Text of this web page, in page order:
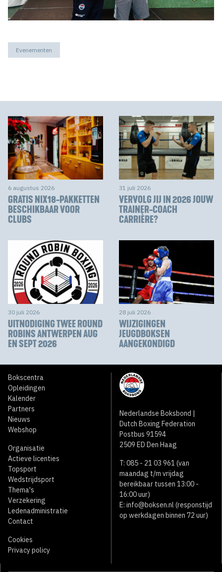
Evenementen
6 augustus 2026
GRATIS NIX18-PAKKETTEN
BESCHIKBAAR VOOR
CLUBS
31 juli 2026
VERVOLG JIJ IN 2026 JOUW
TRAINER-COACH
CARRIÈRE?
30 juli 2026
UITNODIGING TWEE ROUND
ROBINS ANTWERPEN AUG
EN SEPT 2026
28 juli 2026
WIJZIGINGEN
JEUGDBOKSEN
AANGEKONDIGD
Bokscentra
Opleidingen
Kalender
Partners
Nieuws
Webshop
Organisatie
Actieve licenties
Topsport
Wedstrijdsport
Thema's
Verzekering
Ledenadministratie
Contact
Cookies
Privacy policy
Nederlandse Boksbond |
Dutch Boxing Federation
Postbus 91594
2509 ED Den Haag
T: 085 - 21 03 961 (van
maandag t/m vrijdag
bereikbaar tussen 13:00 -
16:00 uur)
E: info@boksen.nl (responstijd
op werkdagen binnen 72 uur)